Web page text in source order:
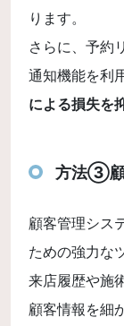
ります。
さらに、予約
通知機能を利
による損失を
方法③顧
顧客管理シス
ための強力な
来店履歴や施
顧客情報を細